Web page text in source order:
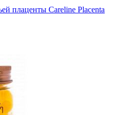
плаценты Careline Placenta